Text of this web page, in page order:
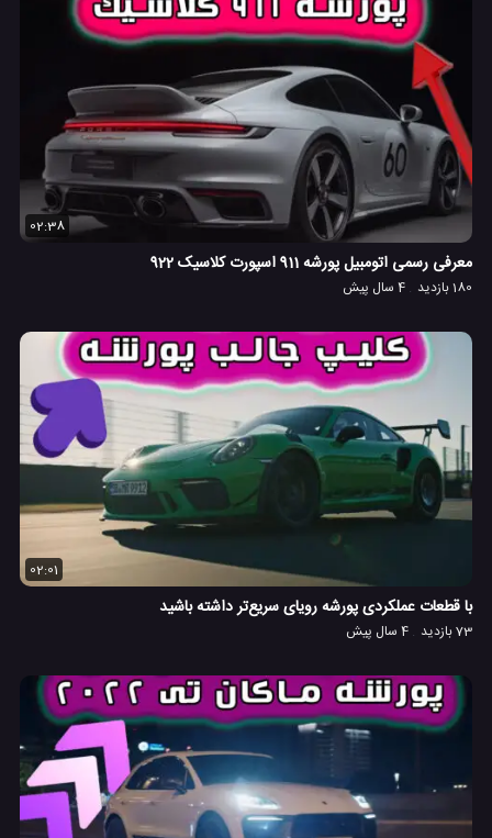
02:38
معرفی رسمی اتومبیل پورشه 911 اسپورت کلاسیک 922
180 بازدید 4 سال پیش
02:01
با قطعات عملکردی پورشه رویای سریع‌تر داشته باشید
73 بازدید 4 سال پیش